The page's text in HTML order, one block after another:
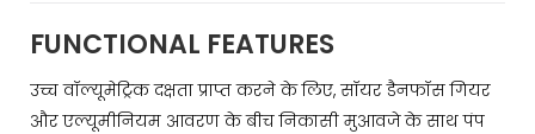
FUNCTIONAL FEATURES
उच्च वॉल्यूमेट्रिक दक्षता प्राप्त करने के लिए, सॉयर डैनफॉस गियर
और एल्यूमीनियम आवरण के बीच निकासी मुआवजे के साथ पंप